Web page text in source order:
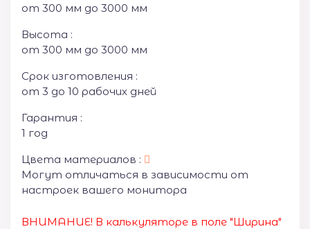
от 300 мм до 3000 мм
Высота :
от 300 мм до 3000 мм
Срок изготовления :
от 3 до 10 рабочих дней
Гарантия :
1 год
Цвета материалов :
Могут отличаться в зависимости от
настроек вашего монитора
ВНИМАНИЕ! В калькуляторе в поле "Ширина"